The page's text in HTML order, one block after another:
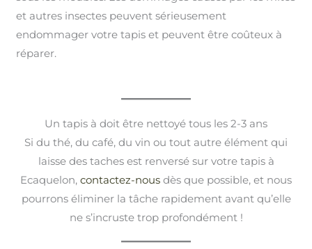
et autres insectes peuvent sérieusement
endommager votre tapis et peuvent être coûteux à
réparer.
Un tapis à doit être nettoyé tous les 2-3 ans
Si du thé, du café, du vin ou tout autre élément qui
laisse des taches est renversé sur votre tapis à
Ecaquelon, contactez-nous dès que possible, et nous
pourrons éliminer la tâche rapidement avant qu’elle
ne s’incruste trop profondément !